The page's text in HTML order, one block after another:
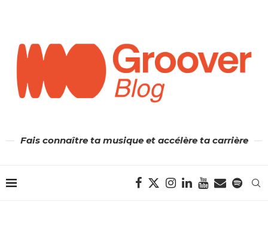
Fais connaître ta musique et accélère ta carrière